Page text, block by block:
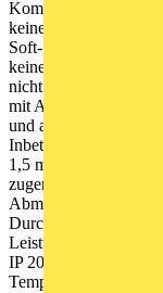
Kommunikation mit
keine Datenleitung
Soft- ware
keine Einstellungen
nicht wiederholender
mit Adressauf- kleber
und als Barcode)
Inbetriebnahme
1,5 mm 2 eingebaut
zugentlasteten
Abmessungen), mit
Durchverdrahtung
Leistungsbereich
IP 20 Schutzklasse II
Temperaturbereich -